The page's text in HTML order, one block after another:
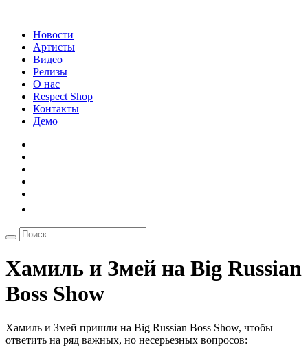
Новости
Артисты
Видео
Релизы
О нас
Respect Shop
Контакты
Демо
Хамиль и Змей на Big Russian
Boss Show
Хамиль и Змей пришли на Big Russian Boss Show, чтобы
ответить на ряд важных, но несерьезных вопросов: